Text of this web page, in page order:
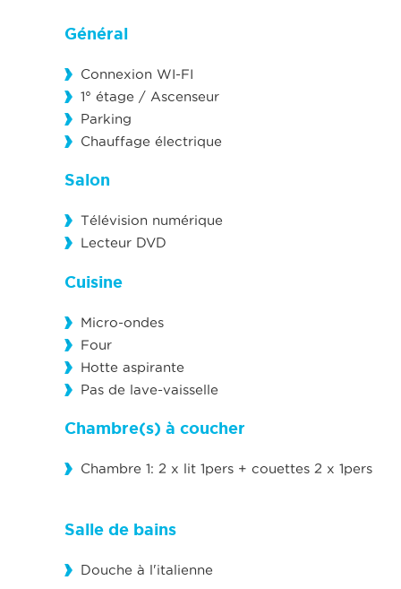
Général
Connexion WI-FI
1° étage / Ascenseur
Parking
Chauffage électrique
Salon
Télévision numérique
Lecteur DVD
Cuisine
Micro-ondes
Four
Hotte aspirante
Pas de lave-vaisselle
Chambre(s) à coucher
Chambre 1: 2 x lit 1pers + couettes 2 x 1pers
Salle de bains
Douche à l'italienne